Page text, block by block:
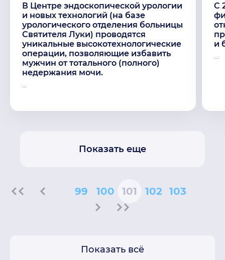
В Центре эндоскопической урологии
и новых технологий (на базе
урологического отделения больницы
Святителя Луки) проводятся
уникальные высокотехнологические
операции, позволяющие избавить
мужчин от тотального (полного)
недержания мочи.
C
и
Показать еще
99 100 101 102 103
Показать всё